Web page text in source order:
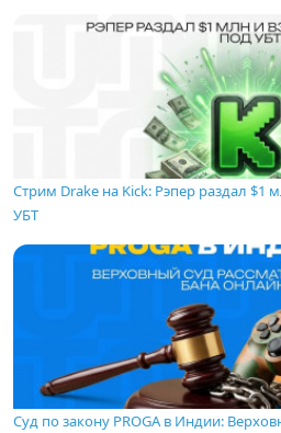
Стрим Drake на Kick: Рэпер раздал $1
УБТ
Суд по закону PROGA в Индии: